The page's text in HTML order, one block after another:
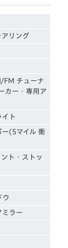
アリング
FM チューナ
カー・専用ア
イト
ー(5マイル 衝
ト・ストッ
ウ
ミラー